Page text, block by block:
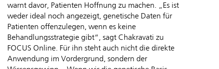
warnt davor, Patienten Hoffnung zu machen. „Es ist
weder ideal noch angezeigt, genetische Daten für
Patienten offenzulegen, wenn es keine
Behandlungsstrategie gibt“, sagt Chakravati zu
FOCUS Online. Für ihn steht auch nicht die direkte
Anwendung im Vordergrund, sondern der